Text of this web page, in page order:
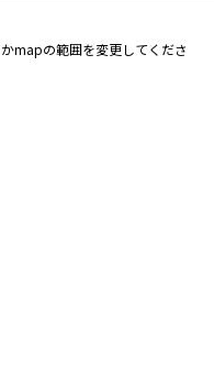
mapの範囲を変更してくださ